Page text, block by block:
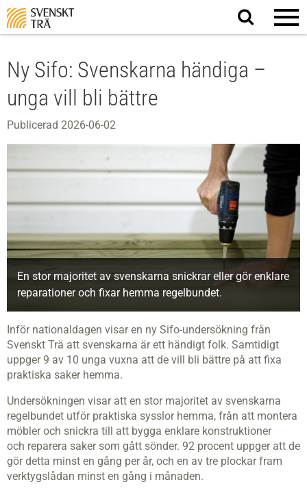
Sök
på
Ny Sifo: Svenskarna händiga –
unga vill bli bättre
Publicerad 2026-06-02
En stor majoritet av svenskarna snickrar eller gör enklare
reparationer och fixar hemma regelbundet.
Inför nationaldagen visar en ny Sifo-undersökning från
Svenskt Trä att svenskarna är ett händigt folk. Samtidigt
uppger 9 av 10 unga vuxna att de vill bli bättre på att fixa
praktiska saker hemma.
Undersökningen visar att en stor majoritet av svenskarna
regelbundet utför praktiska sysslor hemma, från att montera
möbler och snickra till att bygga enklare konstruktioner
och reparera saker som gått sönder. 92 procent uppger att de
gör detta minst en gång per år, och en av tre plockar fram
verktygslådan minst en gång i månaden.